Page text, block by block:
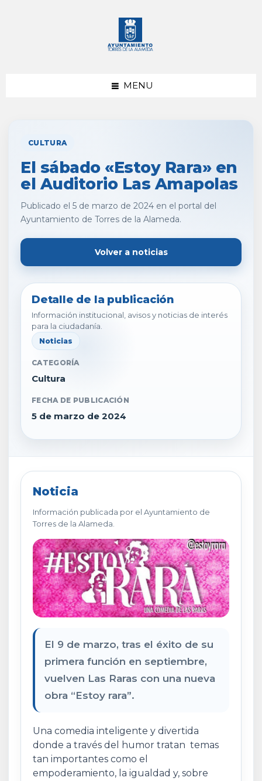
MENU
CULTURA
El sábado «Estoy Rara» en
el Auditorio Las Amapolas
Publicado el 5 de marzo de 2024 en el portal del
Ayuntamiento de Torres de la Alameda.
Volver a noticias
Detalle de la publicación
Información institucional, avisos y noticias de interés
para la ciudadanía.
Noticias
CATEGORÍA
Cultura
FECHA DE PUBLICACIÓN
5 de marzo de 2024
Noticia
Información publicada por el Ayuntamiento de
Torres de la Alameda.
El 9 de marzo, tras el éxito de su
primera función en septiembre,
vuelven Las Raras con una nueva
obra “Estoy rara”.
Una comedia inteligente y divertida
donde a través del humor tratan temas
tan importantes como el
empoderamiento, la igualdad y, sobre